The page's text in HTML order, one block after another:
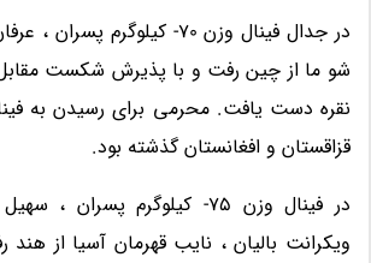
در جدال فینال وزن 70- کیلوگرم
شو ما از چین رفت و با پذیرش شکست
نقره دست یافت. محرمی برای رسیدن به
قزاقستان و افغانستان گذشته بود.
در فینال وزن 75- کیلوگرم
ویکرانت بالیان ، نایب قهرمان آسیا از